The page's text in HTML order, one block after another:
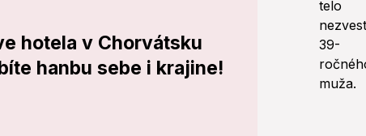
hotela v Chorvátsku
hanbu sebe i krajine!